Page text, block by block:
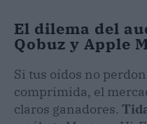
El dilema del
Qobuz y Apple
Si tus oídos no
comprimida, el
claros ganadores.